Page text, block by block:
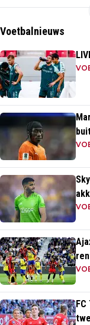
Voetbalnieuws